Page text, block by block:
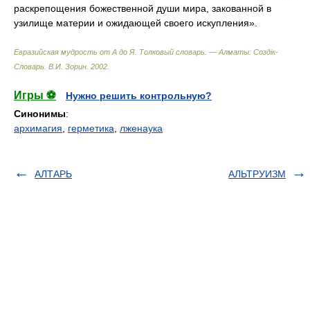
раскрепощения божественной души мира, закованной в
узилище материи и ожидающей своего искупления».
Евразийская мудрость от А до Я. Толковый словарь. — Алматы: Создiк-
Словарь В.И. Зорин 2002
Игры ⚽
Нужно решить контрольную?
Синонимы:
архимагия
герметика лженаука
АЛТАРЬ АЛЬТРУИЗМ